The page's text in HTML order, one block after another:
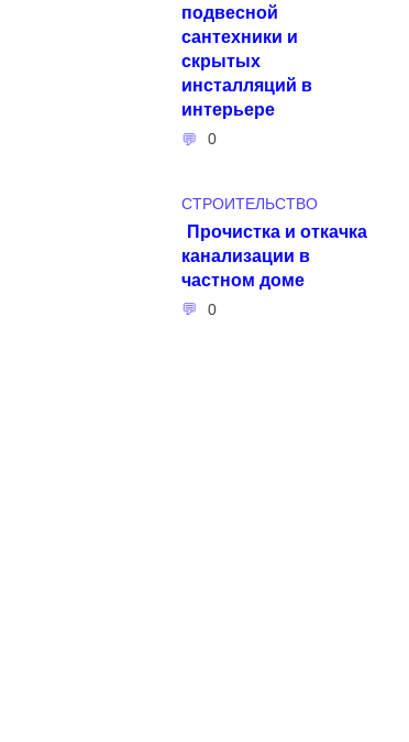
подвесной
сантехники и
скрытых
инсталляций в
интерьере
0
СТРОИТЕЛЬСТВО
Прочистка и откачка
канализации в
частном доме
0